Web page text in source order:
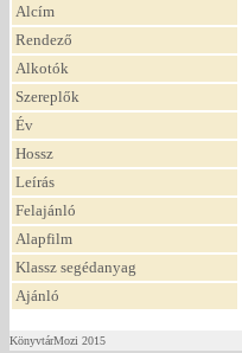
Alcím
Rendező
Alkotók
Szereplők
Év
Hossz
Leírás
Felajánló
Alapfilm
Klassz segédanyag
Ajánló
KönyvtárMozi 2015